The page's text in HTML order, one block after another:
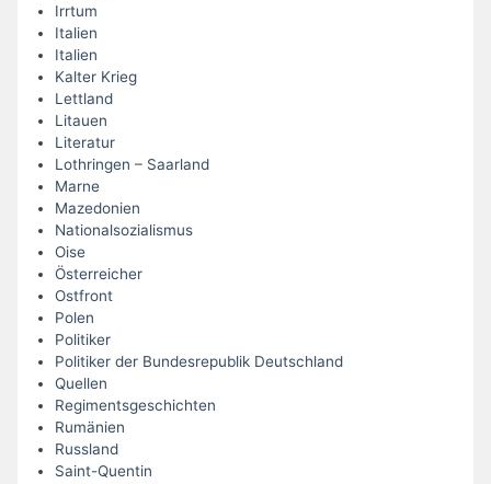
Irrtum
Italien
Italien
Kalter Krieg
Lettland
Litauen
Literatur
Lothringen – Saarland
Marne
Mazedonien
Nationalsozialismus
Oise
Österreicher
Ostfront
Polen
Politiker
Politiker der Bundesrepublik Deutschland
Quellen
Regimentsgeschichten
Rumänien
Russland
Saint-Quentin